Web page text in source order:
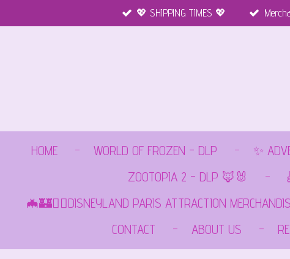
direct
💖 SHIPPING TIMES 💖
HOME WORLD OF FROZEN - DLP ✨
ZOOTOPIA 2 - DLP 🦊🐰
🦇🏰🏴‍☠️DISNEYLAND PARIS ATTRACTION
CONTACT
ABOUT US